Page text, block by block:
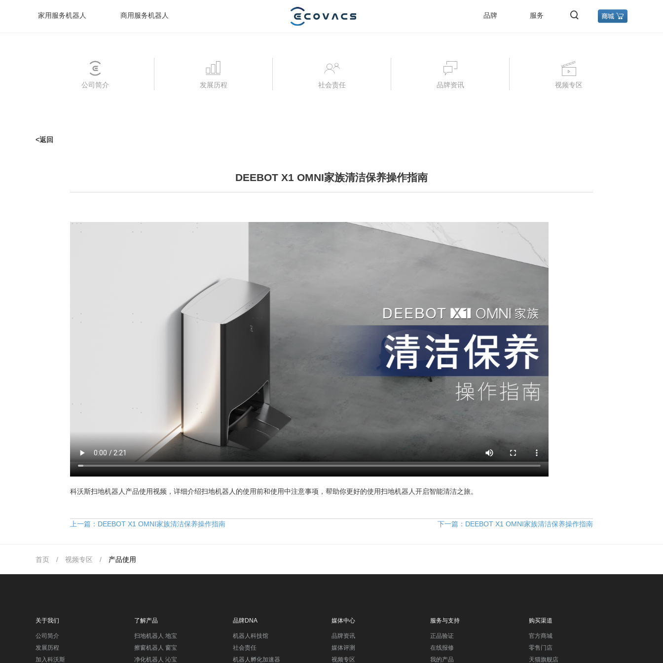
家用服务机器人 商用服务机器人 品牌 服务
公司简介 发展历程 社会责任 品牌资讯 视频专区
<返回
DEEBOT X1 OMNI家族清洁保养操作指南
科沃斯扫地机器人产品使用视频，详细介绍扫地机器人的使用前和使用中注意事项，帮助你更好的使用扫地机器人开启智能清洁之旅。
上一篇： DEEBOT X1 OMNI家族清洁保养操作指南 下一篇： DEEBOT X1 OMNI家族清洁保养操作指南
首页 / 视频专区 / 产品使用
关于我们
公司简介
发展历程
加入科沃斯
了解产品
扫地机器人 地宝
擦窗机器人 窗宝
净化机器人 沁宝
品牌DNA
机器人科技馆
社会责任
机器人孵化加速器
媒体中心
品牌资讯
媒体评测
视频专区
服务与支持
正品验证
在线报修
我的产品
购买渠道
官方商城
零售门店
天猫旗舰店